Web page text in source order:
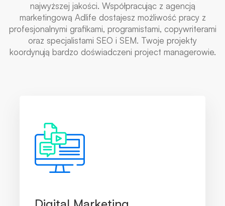
najwyższej jakości. Współpracując z agencją
marketingową Adlife dostajesz możliwość pracy z
profesjonalnymi grafikami, programistami, copywriterami
oraz specjalistami SEO i SEM. Twoje projekty
koordynują bardzo doświadczeni project managerowie.